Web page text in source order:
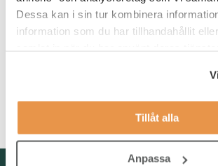
Dessa kan i sin tur kombinera
information som du har tillhandahållit
Tillåt alla
Anpassa
Erfarenhet av metallseparationsprocesser
meriterande.
en flexibel organisation med varierande
Du är självgående och trygg i att identifiera
därefter implementera dessa i din utveckling.